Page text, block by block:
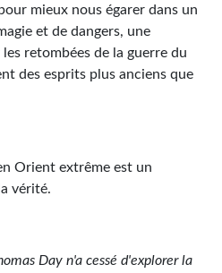
mieux nous égarer dans un
et de dangers, une
retombées de la guerre du
des esprits plus anciens que
Orient extrême est un
vérité.
Day n'a cessé d'explorer la